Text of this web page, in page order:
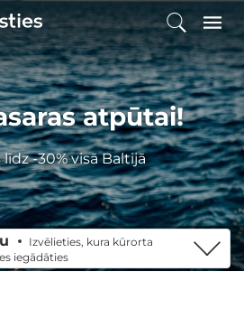
atpūtai!
-30% visā Baltijā
Izvēlieties, kura kūrorta
iegādāties